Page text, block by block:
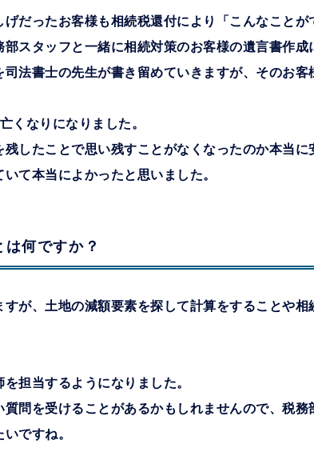
だったお客様も相続税還付により「こんなことが
スタッフと一緒に相続対策のお客様の遺言書作成
法書士の先生が書き留めていきますが、そのお
くなりになりました。
したことで思い残すことがなくなったのか本当
て本当によかったと思いました。
何ですか？
が、土地の減額要素を探して計算をすることや
担当するようになりました。
問を受けることがあるかもしれませんので、税
ですね。